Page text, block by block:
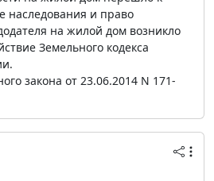
наследования и право
на жилой дом возникло
Земельного кодекса
закона от 23.06.2014 N 171-